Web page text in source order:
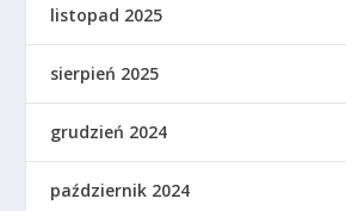
listopad 2025
sierpień 2025
grudzień 2024
październik 2024